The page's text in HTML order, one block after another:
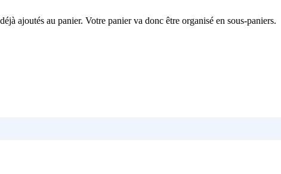
ajoutés au panier. Votre panier va donc être organisé en sous-paniers.